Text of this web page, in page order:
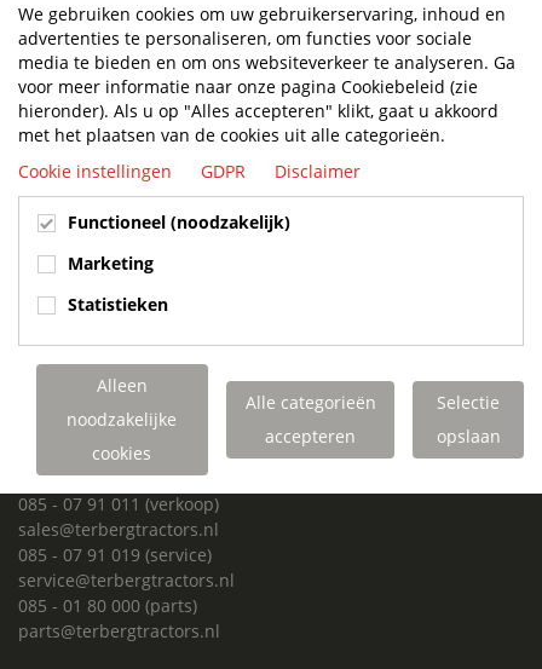
BUILT TO LAST. CHARGED TO PERFORM.
SUPPORTED FOR LIFE.
Terberg Special Vehicles
TERBERG BENSCHOP B.V.
Oranje Nassaustraat 10, 3405 XK Benschop
Tel. 0348 - 45 92 11 (algemeen)
info@terbergspecialvehicles.com
Dorp 199, 3405 BD Benschop
TERBERG TRACTORS NEDERLAND
Copenweg 49
3411 NX Lopik
085 - 07 91 011 (verkoop)
sales@terbergtractors.nl
085 - 07 91 019 (service)
service@terbergtractors.nl
085 - 01 80 000 (parts)
parts@terbergtractors.nl
We gebruiken cookies om uw gebruikerservaring, inhoud en
advertenties te personaliseren, om functies voor sociale
media te bieden en om ons websiteverkeer te analyseren. Ga
voor meer informatie naar onze pagina Cookiebeleid (zie
hieronder). Als u op "Alles accepteren" klikt, gaat u akkoord
met het plaatsen van de cookies uit alle categorieën.
Cookie instellingen
GDPR Disclaimer
Functioneel (noodzakelijk)
Marketing
Statistieken
Alleen
noodzakelijke
cookies
Alle categorieën
accepteren
Selectie
opslaan